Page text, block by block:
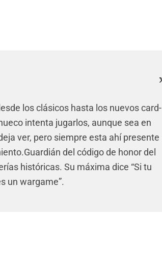
los clásicos hasta los nuevos card-
intenta jugarlos, aunque sea en
ver, pero siempre esta ahí presente
del código de honor del
históricas. Su máxima dice “Si tu
un wargame”.